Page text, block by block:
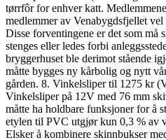
tørrfôr for enhver katt.
medlemmer av Venabygdsfjellet
Disse forventingene er det som må
stenges eller ledes forbi
bryggerhuset ble derimot stående
måtte bygges ny kårbolig og nytt
gården. 8. Vinkelsliper til 1275 kr
Vinkelsliper på 12V med 76 mm
måtte ha holdbare funksjoner for å
etylen til PVC utgjør kun 0,3 % av
Elsker å kombinere skinnbukser